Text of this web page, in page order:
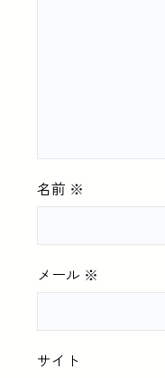
名前 ※
メール ※
サイト